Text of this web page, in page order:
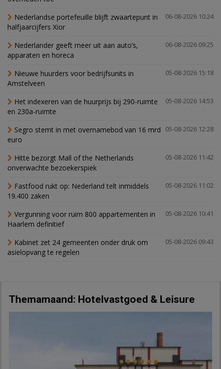
06-08-2026 10:24
Nederlandse portefeuille blijft zwaartepunt in
halfjaarcijfers Xior
06-08-2026 09:25
Nederlander geeft meer uit aan auto’s,
apparaten en horeca
05-08-2026 15:18
Nieuwe huurders voor bedrijfsunits in
Amstelveen
05-08-2026 14:53
Het indexeren van de huurprijs bij 290-ruimte
en 230a-ruimte
05-08-2026 12:28
Segro stemt in met overnamebod van 16 mrd
euro
05-08-2026 11:42
Hitte bezorgt Mall of the Netherlands
onverwachte bezoekerspiek
05-08-2026 11:02
Fastfood rukt op: Nederland telt inmiddels
19.400 zaken
05-08-2026 10:41
Vergunning voor ruim 800 appartementen in
Haarlem definitief
05-08-2026 09:43
Kabinet zet 24 gemeenten onder druk om
asielopvang te regelen
Themamaand: Hotelvastgoed & Leisure